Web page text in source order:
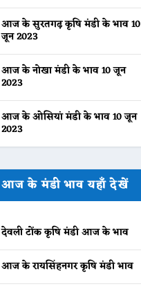
आज के सुरतगढ़ कृषि मंडी के भाव 10
जून 2023
आज के नोखा मंडी के भाव 10 जून
2023
आज के ओसियां मंडी के भाव 10 जून
2023
आज के मंडी भाव यहाँ देखें
देवली टोंक कृषि मंडी आज के भाव
आज के रायसिंहनगर कृषि मंडी भाव